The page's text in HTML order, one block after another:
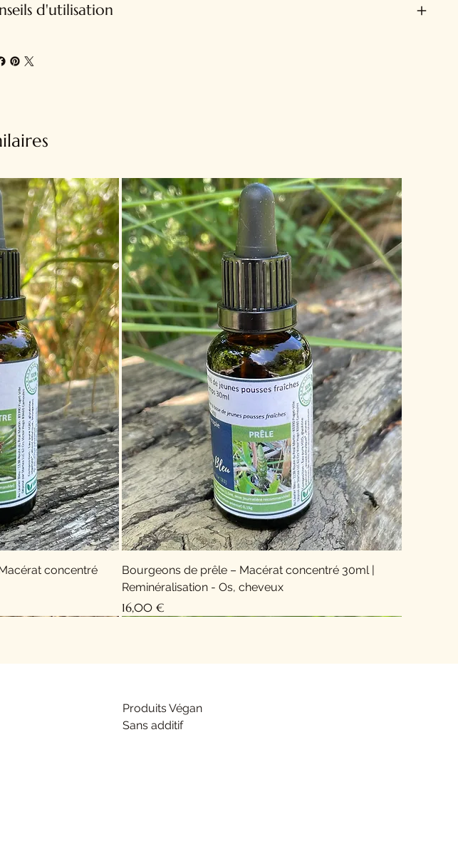
d'utilisation
concentré
Bourgeons de prêle – Macérat concentré 30ml |
Reminéralisation - Os, cheveux
Prix
16,00 €
Produits Végan
Sans additif